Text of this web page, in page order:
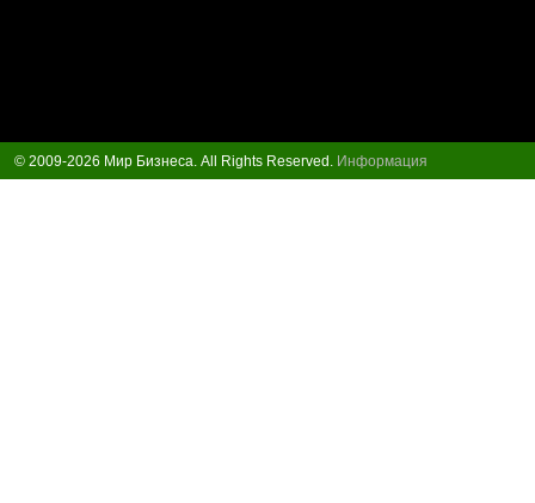
© 2009-2026 Мир Бизнеса. All Rights Reserved. Информация